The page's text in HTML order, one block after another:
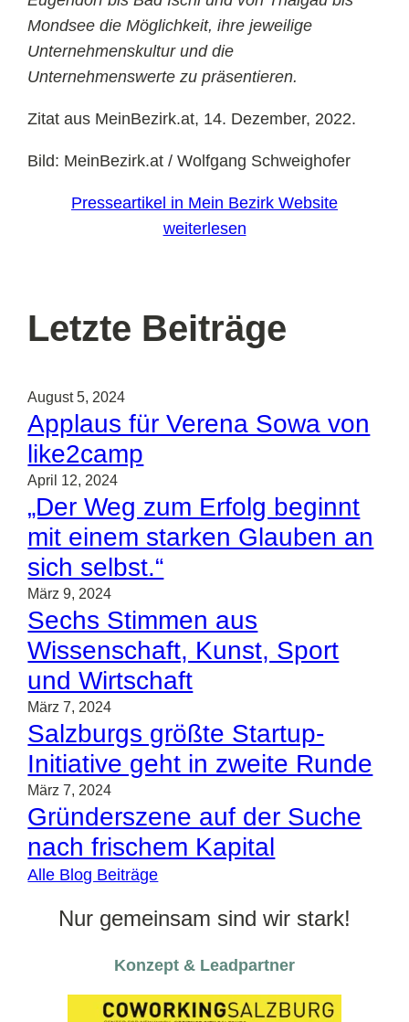
Mondsee die Möglichkeit, ihre jeweilige
Unternehmenskultur und die
Unternehmenswerte zu präsentieren.
Zitat aus MeinBezirk.at, 14. Dezember, 2022.
Bild: MeinBezirk.at / Wolfgang Schweighofer
Presseartikel in Mein Bezirk Website
weiterlesen
Letzte Beiträge
August 5, 2024
Applaus für Verena Sowa von
like2camp
April 12, 2024
„Der Weg zum Erfolg beginnt
mit einem starken Glauben an
sich selbst.“
März 9, 2024
Sechs Stimmen aus
Wissenschaft, Kunst, Sport
und Wirtschaft
März 7, 2024
Salzburgs größte Startup-
Initiative geht in zweite Runde
März 7, 2024
Gründerszene auf der Suche
nach frischem Kapital
Alle Blog Beiträge
Nur gemeinsam sind wir stark!
Konzept & Leadpartner